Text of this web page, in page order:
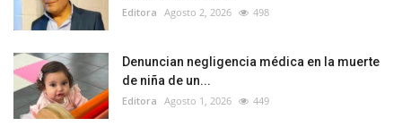
Editora Agosto 2, 2026 498
Denuncian negligencia médica en la muerte
de niña de un...
Editora Agosto 1, 2026 449